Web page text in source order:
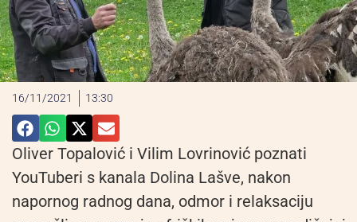
16/11/2021 13:30
Oliver Topalović i Vilim Lovrinović poznati
YouTuberi s kanala Dolina Lašve, nakon
napornog radnog dana, odmor i relaksaciju